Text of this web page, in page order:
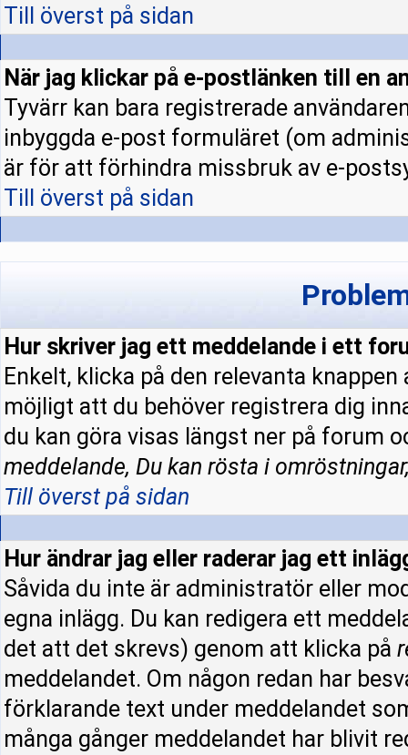
Till överst på sidan
När jag klickar på e-postlänken till en
Tyvärr kan bara registrerade
inbyggda e-post formuläret (om
är för att förhindra missbruk av e-
Till överst på sidan
Hur skriver jag ett meddelande i ett
Enkelt, klicka på den relevanta
möjligt att du behöver registrera dig
du kan göra visas längst ner på forum
meddelande, Du kan rösta i
Till överst på sidan
Hur ändrar jag eller raderar jag ett
Såvida du inte är administratör eller
egna inlägg. Du kan redigera ett
det att det skrevs) genom att klicka på
meddelandet. Om någon redan har
förklarande text under meddelandet
många gånger meddelandet har blivit